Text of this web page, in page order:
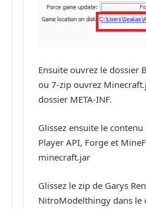
Ensuite ouvrez le dossier
ou 7-zip ouvrez
dossier META-INF.
Glissez ensuite le
Player API, Forge et
minecraft.jar
Glissez le zip de Garys
NitroModelthingy dans le